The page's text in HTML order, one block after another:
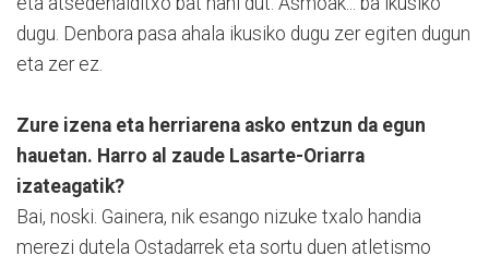
dugu. Denbora pasa ahala ikusiko dugu zer egiten dugun
eta zer ez.
Zure izena eta herriarena asko entzun da egun
hauetan. Harro al zaude Lasarte-Oriarra
izateagatik?
Bai, noski. Gainera, nik esango nizuke txalo handia
merezi dutela Ostadarrek eta sortu duen atletismo